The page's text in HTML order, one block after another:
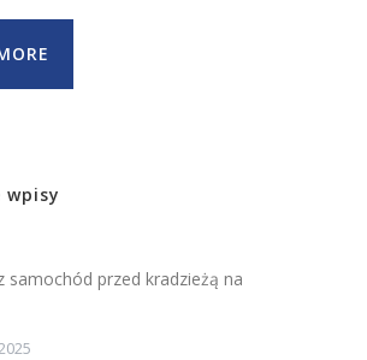
samochód przed kradzieżą na